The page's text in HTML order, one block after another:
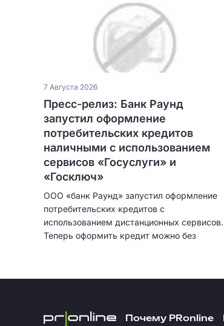
7 Августа 2026
Пресс-релиз: Банк Раунд
запустил оформление
потребительских кредитов
наличными с использованием
сервисов «Госуслуги» и
«Госключ»
ООО «банк Раунд» запустил оформление
потребительских кредитов с
использованием дистанционных сервисов.
Теперь оформить кредит можно без
Почему PRonline